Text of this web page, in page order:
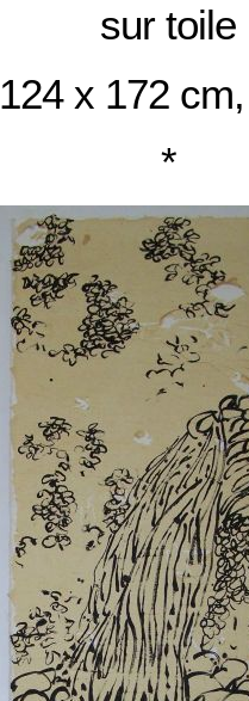
sur toile
124 x 172
*